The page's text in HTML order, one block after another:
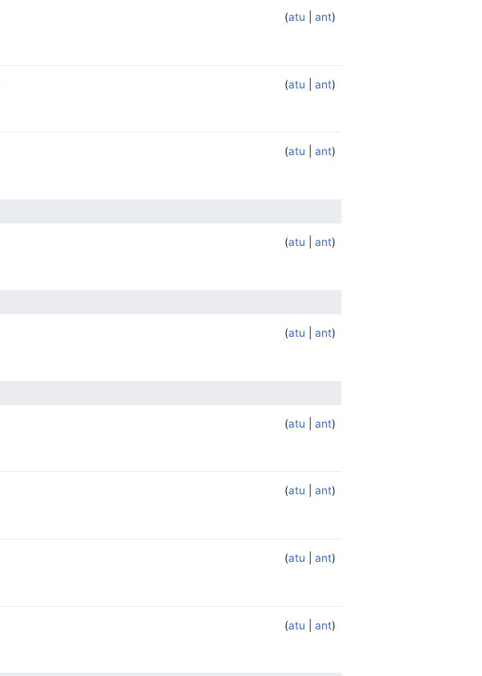
atu ant
atu ant
atu ant
atu ant
atu ant
atu ant
atu ant
atu ant
atu ant